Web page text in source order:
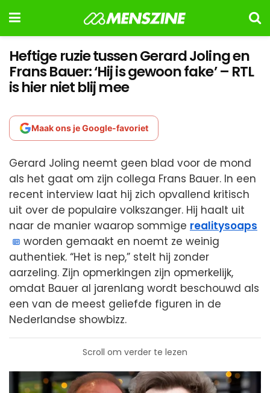
Heftige ruzie tussen Gerard Joling en
Frans Bauer: ‘Hij is gewoon fake’ – RTL
is hier niet blij mee
Maak ons je Google-favoriet
Gerard Joling neemt geen blad voor de mond
als het gaat om zijn collega Frans Bauer. In een
recent interview laat hij zich opvallend kritisch
uit over de populaire volkszanger. Hij haalt uit
naar de manier waarop sommige realitysoaps
worden gemaakt en noemt ze weinig
authentiek. “Het is nep,” stelt hij zonder
aarzeling. Zijn opmerkingen zijn opmerkelijk,
omdat Bauer al jarenlang wordt beschouwd als
een van de meest geliefde figuren in de
Nederlandse showbizz.
Scroll om verder te lezen